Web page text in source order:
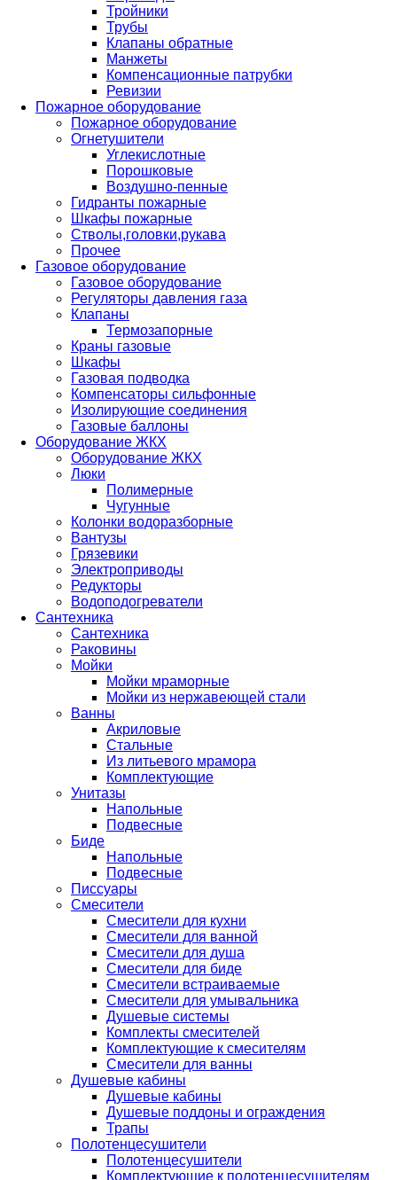
Тройники
Трубы
Клапаны обратные
Манжеты
Компенсационные патрубки
Ревизии
Пожарное оборудование
Пожарное оборудование
Огнетушители
Углекислотные
Порошковые
Воздушно-пенные
Гидранты пожарные
Шкафы пожарные
Стволы,головки,рукава
Прочее
Газовое оборудование
Газовое оборудование
Регуляторы давления газа
Клапаны
Термозапорные
Краны газовые
Шкафы
Газовая подводка
Компенсаторы сильфонные
Изолирующие соединения
Газовые баллоны
Оборудование ЖКХ
Оборудование ЖКХ
Люки
Полимерные
Чугунные
Колонки водоразборные
Вантузы
Грязевики
Электроприводы
Редукторы
Водоподогреватели
Сантехника
Сантехника
Раковины
Мойки
Мойки мраморные
Мойки из нержавеющей стали
Ванны
Акриловые
Стальные
Из литьевого мрамора
Комплектующие
Унитазы
Напольные
Подвесные
Биде
Напольные
Подвесные
Писсуары
Смесители
Смесители для кухни
Смесители для ванной
Смесители для душа
Смесители для биде
Смесители встраиваемые
Смесители для умывальника
Душевые системы
Комплекты смесителей
Комплектующие к смесителям
Смесители для ванны
Душевые кабины
Душевые кабины
Душевые поддоны и ограждения
Трапы
Полотенцесушители
Полотенцесушители
Комплектующие к полотенцесушителям